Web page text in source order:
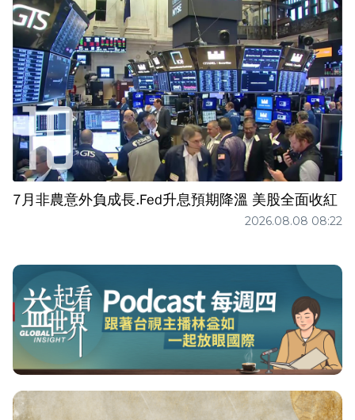
7月非農意外負成長.Fed升息預期降溫 美股全面收紅
2026.08.08 08:22